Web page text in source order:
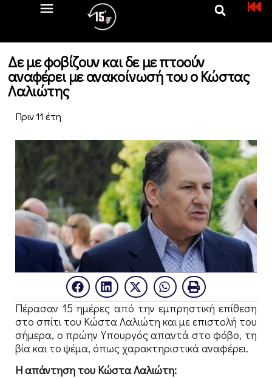
Δε με φοβίζουν και δε με πτοούν
αναφέρει με ανακοίνωσή του ο Κώστας
Λαλιώτης
Πριν 11 έτη
Πέρασαν 15 ημέρες από την εμπρηστική επίθεση
στο σπίτι του Κώστα Λαλιώτη και με επιστολή του
σήμερα, ο πρώην Υπουργός απαντά στο φόβο, τη
βία και το ψέμα, όπως χαρακτηριστικά αναφέρει.
H απάντηση του Κώστα Λαλιώτη: